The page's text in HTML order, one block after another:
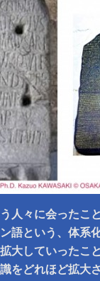
人々に会ったこ
語という、体系
大していったこ
をどれほど拡大